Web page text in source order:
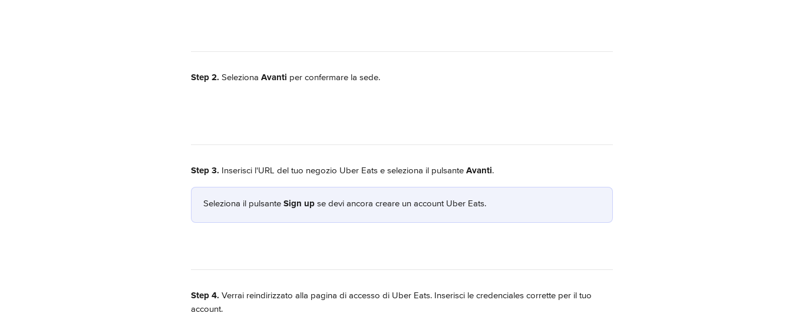
Step 2. Seleziona Avanti per confermare la sede.
Step 3. Inserisci l'URL del tuo negozio Uber Eats e seleziona il pulsante Avanti.
Seleziona il pulsante Sign up se devi ancora creare un account Uber Eats.
Step 4. Verrai reindirizzato alla pagina di accesso di Uber Eats. Inserisci le credenciales corrette per il tuo
account.